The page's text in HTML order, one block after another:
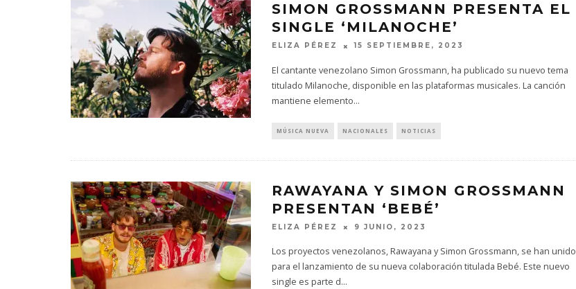
SIMON GROSSMANN PRESENTA EL
SINGLE ‘MILANOCHE’
ELIZA PÉREZ 15 SEPTIEMBRE, 2023
El cantante venezolano Simon Grossmann, ha publicado su nuevo tema
titulado Milanoche, disponible en las plataformas musicales. La canción
mantiene elemento...
MÚSICA NUEVA NACIONALES NOTICIAS
RAWAYANA Y SIMON GROSSMANN
PRESENTAN ‘BEBÉ’
ELIZA PÉREZ 9 JUNIO, 2023
Los proyectos venezolanos, Rawayana y Simon Grossmann, se han unido
para el lanzamiento de su nueva colaboración titulada Bebé. Este nuevo
single es parte d...